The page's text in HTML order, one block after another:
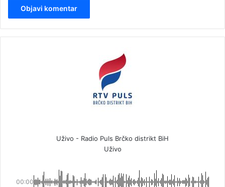
Uživo - Radio Puls Brčko distrikt BiH
Uživo
00:00